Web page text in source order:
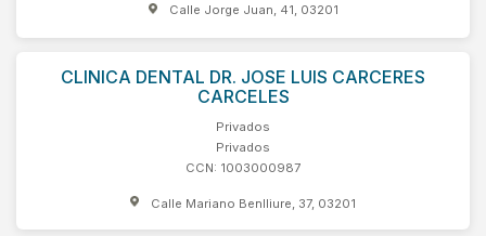
Calle Jorge Juan, 41, 03201
CLINICA DENTAL DR. JOSE LUIS CARCERES
CARCELES
Privados
Privados
CCN: 1003000987
Calle Mariano Benlliure, 37, 03201